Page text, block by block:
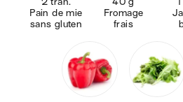
Pain de mie
sans gluten
Fromage
frais
Jambon